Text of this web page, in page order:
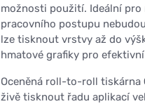
možnosti použití. Ideální
pracovního postupu
lze tisknout vrstvy až do
hmatové grafiky pro
Oceněná roll-to-roll tiskárna
živě tisknout řadu aplikací